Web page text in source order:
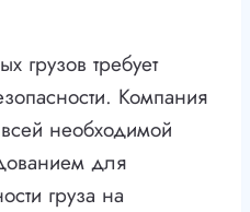
грузов требует
Компания
необходимой
для
груза на